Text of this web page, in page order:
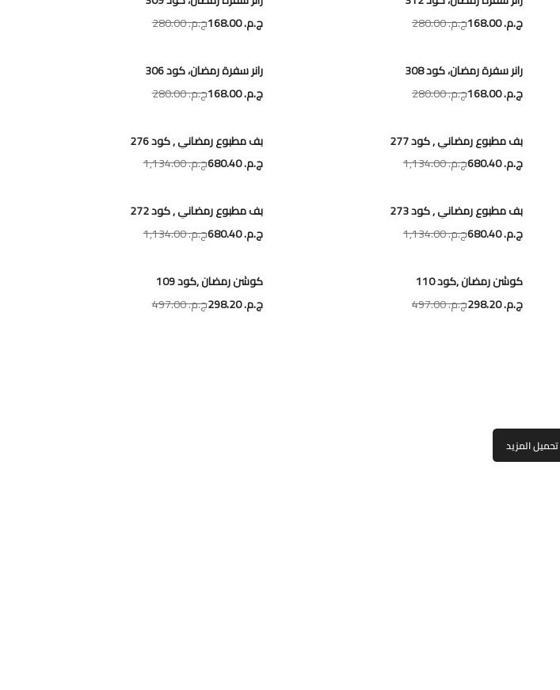
ج.م.‏ 168.00
ج.م.‏ 280.00
ج.م.‏ 168.00
ج.م.‏ 280.00
رانر سفرة رمضان، كود 308
ج.م.‏ 168.00
ج.م.‏ 280.00
رانر سفرة رمضان، كود 306
ج.م.‏ 168.00
ج.م.‏ 280.00
بف مطبوع رمضاني , كود 277
ج.م.‏ 680.40
ج.م.‏ 1,134.00
بف مطبوع رمضاني , كود 276
ج.م.‏ 680.40
ج.م.‏ 1,134.00
بف مطبوع رمضاني , كود 273
ج.م.‏ 680.40
ج.م.‏ 1,134.00
بف مطبوع رمضاني , كود 272
ج.م.‏ 680.40
ج.م.‏ 1,134.00
كوشن رمضان ,كود 110
ج.م.‏ 298.20
ج.م.‏ 497.00
كوشن رمضان ,كود 109
ج.م.‏ 298.20
ج.م.‏ 497.00
تحميل المزيد